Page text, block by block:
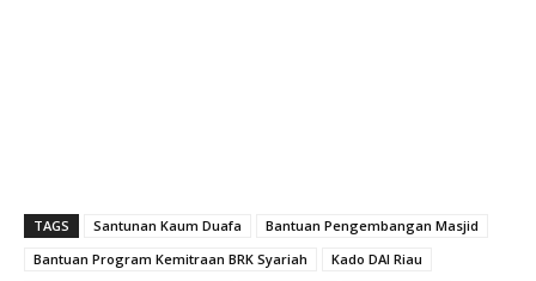
TAGS Santunan Kaum Duafa
Bantuan Pengembangan Masjid
Bantuan Program Kemitraan BRK Syariah
Kado DAI Riau